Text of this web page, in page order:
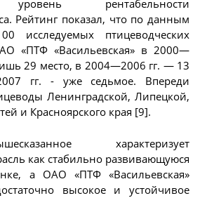
уровень рентабельности
Рейтинг показал, что по данным
исследуемых птицеводческих
«ПТФ «Васильевская» в 2000—
29 место, в 2004—2006 гг. — 13
гг. - уже седьмое. Впереди
Ленинградской, Липецкой,
и Красноярского края [9].
характеризует
как стабильно развивающуюся
а ОАО «ПТФ «Васильевская»
высокое и устойчивое